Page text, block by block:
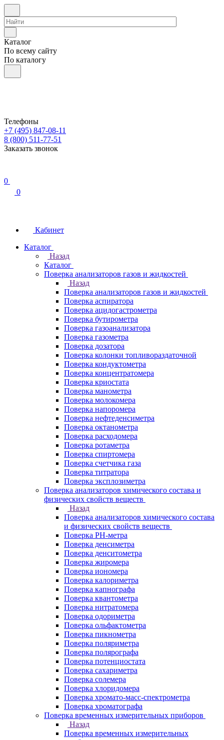
Каталог
По всему сайту
По каталогу
Телефоны
+7 (495) 847-08-11
8 (800) 511-77-51
Заказать звонок
0
0
Кабинет
Каталог
Назад
Каталог
Поверка анализаторов газов и жидкостей
Назад
Поверка анализаторов газов и жидкостей
Поверка аспиратора
Поверка ацидогастрометра
Поверка бутирометра
Поверка газоанализатора
Поверка газометра
Поверка дозатора
Поверка колонки топливораздаточной
Поверка кондуктометра
Поверка концентратомера
Поверка криостата
Поверка манометра
Поверка молокомера
Поверка напоромера
Поверка нефтеденсиметра
Поверка октанометра
Поверка расходомера
Поверка ротаметра
Поверка спиртомера
Поверка счетчика газа
Поверка титратора
Поверка эксплозиметра
Поверка анализаторов химического состава и
физических свойств веществ
Назад
Поверка анализаторов химического состава
и физических свойств веществ
Поверка PH-метра
Поверка денсиметра
Поверка денситометра
Поверка жиромера
Поверка иономера
Поверка калориметра
Поверка капнографа
Поверка квантометра
Поверка нитратомера
Поверка одориметра
Поверка ольфактометра
Поверка пикнометра
Поверка поляриметра
Поверка полярографа
Поверка потенциостата
Поверка сахариметра
Поверка солемера
Поверка хлоридомера
Поверка хромато-масс-спектрометра
Поверка хроматографа
Поверка временных измерительных приборов
Назад
Поверка временных измерительных